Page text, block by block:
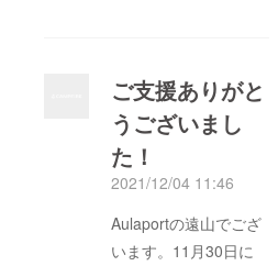
了する予定でございま
す。よろしくお願い申
し上げます。遠山敬一
ご支援ありがと
うございまし
た！
2021/12/04 11:46
Aulaportの遠山でござ
います。11月30日に